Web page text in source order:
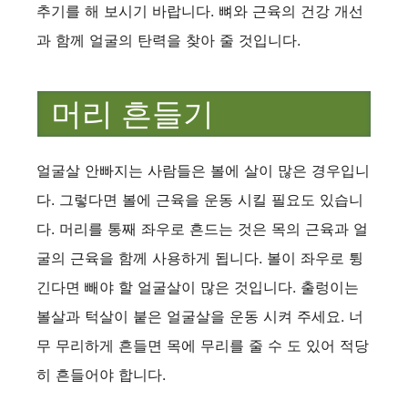
추기를 해 보시기 바랍니다. 뼈와 근육의 건강 개선
과 함께 얼굴의 탄력을 찾아 줄 것입니다.
머리 흔들기
얼굴살 안빠지는 사람들은 볼에 살이 많은 경우입니
다. 그렇다면 볼에 근육을 운동 시킬 필요도 있습니
다. 머리를 통째 좌우로 흔드는 것은 목의 근육과 얼
굴의 근육을 함께 사용하게 됩니다. 볼이 좌우로 튕
긴다면 빼야 할 얼굴살이 많은 것입니다. 출렁이는
볼살과 턱살이 붙은 얼굴살을 운동 시켜 주세요. 너
무 무리하게 흔들면 목에 무리를 줄 수 도 있어 적당
히 흔들어야 합니다.